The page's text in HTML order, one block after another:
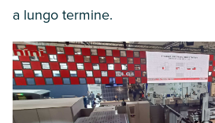
a lungo termine.